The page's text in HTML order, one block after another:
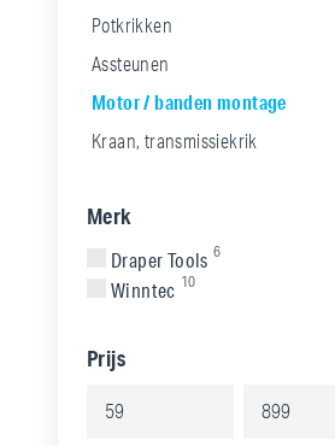
Potkrikken
Assteunen
Motor / banden montage
Kraan, transmissiekrik
Merk
Draper Tools 6
Winntec 10
Prijs